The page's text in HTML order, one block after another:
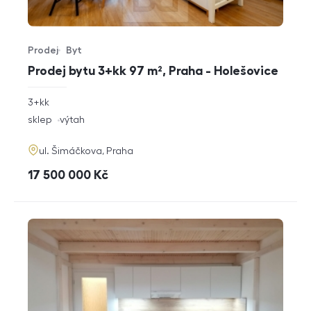
Prodej bytu 3+kk 97 m², Praha - Holešovice
Typ nabídky
Prodej
Typ nemovitosti
Byt
rozměry
dispozice
3+kk
funkce
sklep výtah
adresa
ul. Šimáčkova, Praha
cena
17 500 000 Kč